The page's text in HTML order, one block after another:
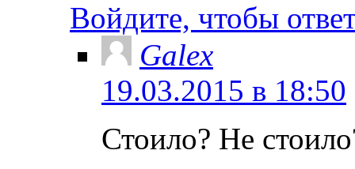
Войдите, чтобы
Galex
19.03.2015 в 18:50
Стоило? Не